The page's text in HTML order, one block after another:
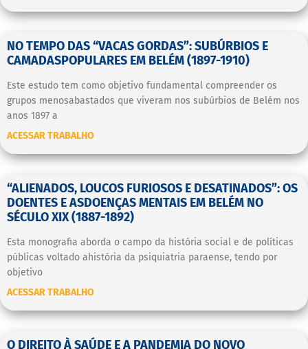
NO TEMPO DAS “VACAS GORDAS”: SUBÚRBIOS E
CAMADASPOPULARES EM BELÉM (1897-1910)
Este estudo tem como objetivo fundamental compreender os
grupos menosabastados que viveram nos subúrbios de Belém nos
anos 1897 a
ACESSAR TRABALHO
“ALIENADOS, LOUCOS FURIOSOS E DESATINADOS”: OS
DOENTES E ASDOENÇAS MENTAIS EM BELÉM NO
SÉCULO XIX (1887-1892)
Esta monografia aborda o campo da história social e de políticas
públicas voltado ahistória da psiquiatria paraense, tendo por
objetivo
ACESSAR TRABALHO
O DIREITO À SAÚDE E A PANDEMIA DO NOVO